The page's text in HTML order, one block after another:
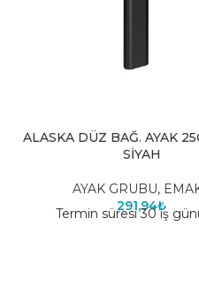
ALASKA DÜZ BAĞ. AYAK
SİYAH
AYAK GRUBU,
291,94₺
Termin süresi 30 iş